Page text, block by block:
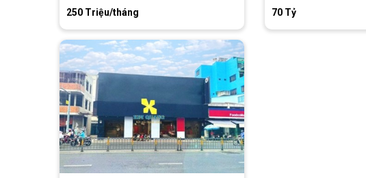
250 Triệu/tháng 70 Tỷ